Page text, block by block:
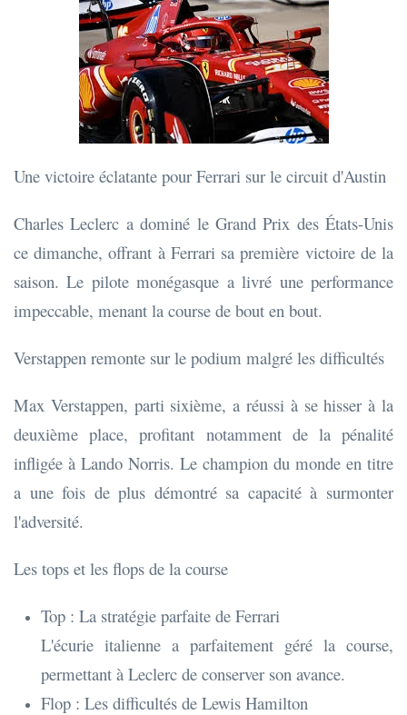
Une victoire éclatante pour Ferrari sur le circuit d'Austin
Charles Leclerc a dominé le Grand Prix des États-Unis
ce dimanche, offrant à Ferrari sa première victoire de la
saison. Le pilote monégasque a livré une performance
impeccable, menant la course de bout en bout.
Verstappen remonte sur le podium malgré les difficultés
Max Verstappen, parti sixième, a réussi à se hisser à la
deuxième place, profitant notamment de la pénalité
infligée à Lando Norris. Le champion du monde en titre
a une fois de plus démontré sa capacité à surmonter
l'adversité.
Les tops et les flops de la course
Top : La stratégie parfaite de Ferrari
L'écurie italienne a parfaitement géré la course,
permettant à Leclerc de conserver son avance.
Flop : Les difficultés de Lewis Hamilton